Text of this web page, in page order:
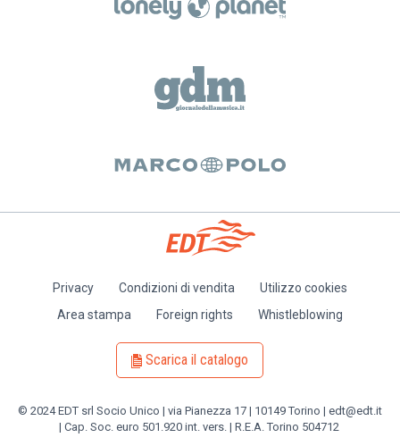
Privacy Condizioni di vendita
Utilizzo cookies
Area stampa
Foreign rights Whistleblowing
Scarica il catalogo
© 2024 EDT srl Socio Unico | via Pianezza 17 | 10149 Torino | edt@edt.it
| Cap. Soc. euro 501.920 int. vers. | R.E.A. Torino 504712